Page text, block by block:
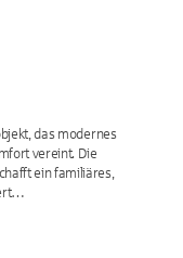
das modernes
vereint. Die
ein familiäres,